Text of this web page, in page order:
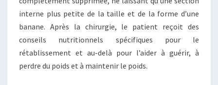
interne plus petite de la taille et de la forme d’une
banane. Après la chirurgie, le patient reçoit des
conseils nutritionnels spécifiques pour le
rétablissement et au-delà pour l’aider à guérir, à
perdre du poids et à maintenir le poids.